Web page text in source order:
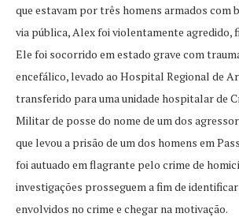
que estavam por três homens armados com
via pública, Alex foi violentamente agredido,
Ele foi socorrido em estado grave com
encefálico, levado ao Hospital Regional de
transferido para uma unidade hospitalar de
Militar de posse do nome de um dos
que levou a prisão de um dos homens em
foi autuado em flagrante pelo crime de
investigações prosseguem a fim de
envolvidos no crime e chegar na motivação.